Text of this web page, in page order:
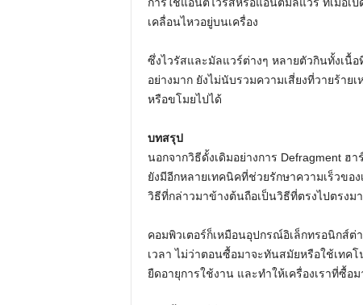
เคลื่อนไหวอยู่บนเครื่อง
ซึ่งไวรัสและมัลแวร์ต่างๆ หลายตัวกินทั้งเนื้
อย่างมาก ยังไม่นับรวมความเสี่ยงที่วายร้า
หรือขโมยไปได้
บทสรุป
นอกจากวิธีดั้งเดิมอย่างการ Defragment
ยังมีอีกหลายเทคนิคที่ช่วยรักษาความเร็วขอ
วิธีที่กล่าวมาข้างต้นถือเป็นวิธีที่ตรงไปตรงม
คอมพิวเตอร์ก็เหมือนอุปกรณ์อิเล็กทรอนิกส์
เวลา ไม่ว่าตอนซื้อมาจะทันสมัยหรือใช้เทค
ยืดอายุการใช้งาน และทำให้เครื่องเราที่ซื้อ